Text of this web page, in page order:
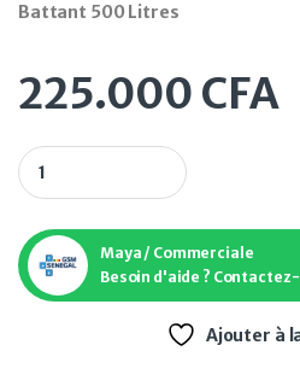
Battant 500 Litres
225.000 CFA
Congélateur Horizontal
Maya / Commerciale
Besoin d'aide ?
Ajouter à